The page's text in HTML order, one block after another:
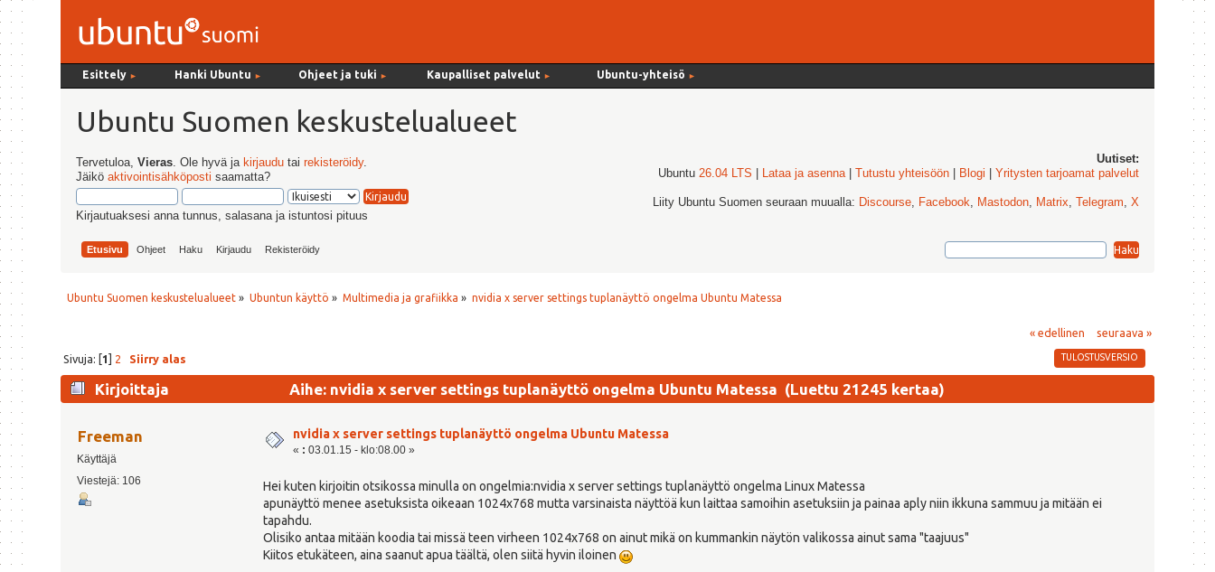
Esittely ► Hanki Ubuntu ► Ohjeet ja tuki ► Kaupalliset palvelut ► Ubuntu-yhteisö ►
Ubuntu Suomen keskustelualueet
Tervetuloa, Vieras. Ole hyvä ja kirjaudutai rekisteröidy.
Jäikö aktivointisähköposti saamatta?
Kirjautuaksesi anna tunnus, salasana ja istuntosi pituus
Uutiset:
Ubuntu26.04 LTS Lataa ja asenna|Tutustu yhteisöön Blogi |Yritysten tarjoamat palvelut
Liity Ubuntu Suomen seuraan muualla: Discourse, Facebook, Mastodon, Matrix,Telegram,X
Etusivu Ohjeet Haku Kirjaudu Rekisteröidy
Ubuntu Suomen keskustelualueet » Ubuntun käyttö » Multimedia ja grafiikka » nvidia x server settings tuplanäyttö ongelma Ubuntu Matessa
« edellinen seuraava »
TULOSTUSVERSIO
Sivuja: [1] 2 Siirry alas
Kirjoittaja Aihe: nvidia x server settings tuplanäyttö ongelma Ubuntu Matessa (Luettu 21245 kertaa)
Freeman
Käyttäjä
Viestejä: 106
nvidia x server settings tuplanäyttö ongelma Ubuntu Matessa
« : 03.01.15 - klo:08.00 »
Hei kuten kirjoitin otsikossa minulla on ongelmia:nvidia x server settings tuplanäyttö ongelma Linux Matessa
apunäyttö menee asetuksista oikeaan 1024x768 mutta varsinaista näyttöä kun laittaa samoihin asetuksiin ja painaa aply niin ikkuna sammuu ja mitään ei
tapahdu.
Olisiko antaa mitään koodia tai missä teen virheen 1024x768 on ainut mikä on kummankin näytön valikossa ainut sama "taajuus"
Kiitos etukäteen, aina saanut apua täältä, olen siitä hyvin iloinen